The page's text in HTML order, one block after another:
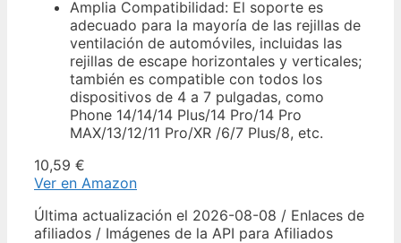
Amplia Compatibilidad: El soporte es
adecuado para la mayoría de las rejillas de
ventilación de automóviles, incluidas las
rejillas de escape horizontales y verticales;
también es compatible con todos los
dispositivos de 4 a 7 pulgadas, como
Phone 14/14/14 Plus/14 Pro/14 Pro
MAX/13/12/11 Pro/XR /6/7 Plus/8, etc.
10,59 €
Ver en Amazon
Última actualización el 2026-08-08 / Enlaces de
afiliados / Imágenes de la API para Afiliados